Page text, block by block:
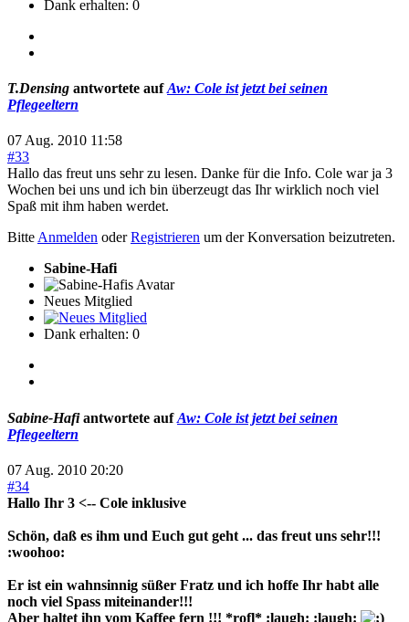
Dank erhalten: 0
T.Densing antwortete aufAw: Cole ist jetzt bei seinen
Pflegeeltern
07 Aug. 2010 11:58
#33
Hallo das freut uns sehr zu lesen. Danke für die Info. Cole war ja 3
Wochen bei uns und ich bin überzeugt das Ihr wirklich noch viel
Spaß mit ihm haben werdet.
BitteAnmelden oderRegistrieren um der Konversation beizutreten.
Sabine-Hafi
Neues Mitglied
Dank erhalten: 0
Sabine-Hafiantwortete aufAw: Cole ist jetzt bei seinen
Pflegeeltern
07 Aug. 2010 20:20
#34
Hallo Ihr 3 <-- Cole inklusive
Schön, daß es ihm und Euch gut geht ... das freut uns sehr!!!
:woohoo:
Er ist ein wahnsinnig süßer Fratz und ich hoffe Ihr habt alle
noch viel Spass miteinander!!!
Aber haltet ihn vom Kaffee fern !!! *rofl* :laugh: :laugh: